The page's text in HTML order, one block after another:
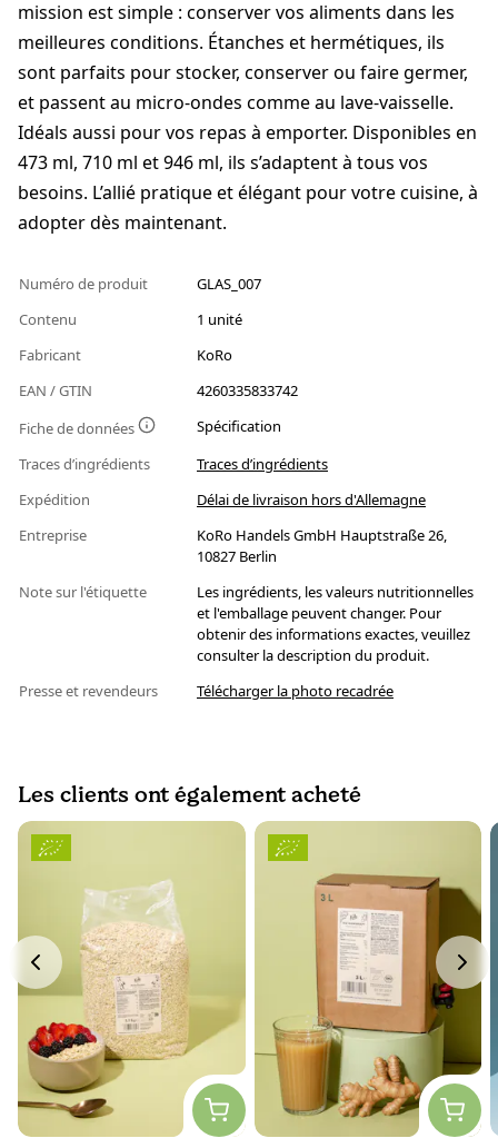
mission est simple : conserver vos aliments dans les
meilleures conditions. Étanches et hermétiques, ils
sont parfaits pour stocker, conserver ou faire germer,
et passent au micro-ondes comme au lave-vaisselle.
Idéals aussi pour vos repas à emporter. Disponibles en
473 ml, 710 ml et 946 ml, ils s’adaptent à tous vos
besoins. L’allié pratique et élégant pour votre cuisine, à
adopter dès maintenant.
Numéro de produit
GLAS_007
Contenu
1 unité
Fabricant
KoRo
EAN / GTIN
4260335833742
Fiche de données
Spécification
Traces d’ingrédients
Traces d’ingrédients
Expédition
Délai de livraison hors d'Allemagne
Entreprise
KoRo Handels GmbH Hauptstraße 26,
10827 Berlin
Note sur l'étiquette
Les ingrédients, les valeurs nutritionnelles
et l'emballage peuvent changer. Pour
obtenir des informations exactes, veuillez
consulter la description du produit.
Presse et revendeurs
Télécharger la photo recadrée
Les clients ont également acheté